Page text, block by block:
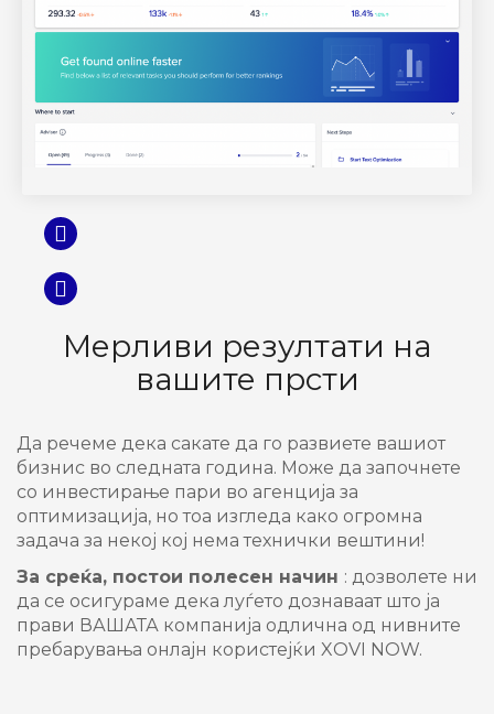
Претходна
Следна
Мерливи резултати на
вашите прсти
Да речеме дека сакате да го развиете вашиот
бизнис во следната година. Може да започнете
со инвестирање пари во агенција за
оптимизација, но тоа изгледа како огромна
задача за некој кој нема технички вештини!
За среќа, постои полесен начин : дозволете ни
да се осигураме дека луѓето дознаваат што ја
прави ВАШАТА компанија одлична од нивните
пребарувања онлајн користејќи XOVI NOW.